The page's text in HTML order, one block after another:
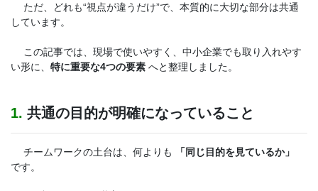
ただ、どれも“視点が違うだけ”で、本質的に大切な部分は共通
しています。
この記事では、現場で使いやすく、中小企業でも取り入れやす
い形に、 特に重要な4つの要素 へと整理しました。
1. 共通の目的が明確になっていること
チームワークの土台は、何よりも
「同じ目的を見ているか」
です。